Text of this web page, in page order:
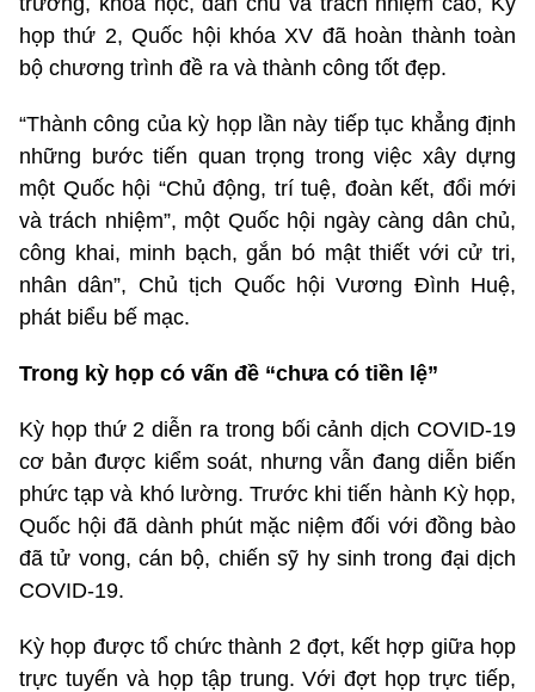
họp thứ 2, Quốc hội khóa XV đã hoàn thành toàn
bộ chương trình đề ra và thành công tốt đẹp.
“Thành công của kỳ họp lần này tiếp tục khẳng định
những bước tiến quan trọng trong việc xây dựng
một Quốc hội “Chủ động, trí tuệ, đoàn kết, đổi mới
và trách nhiệm”, một Quốc hội ngày càng dân chủ,
công khai, minh bạch, gắn bó mật thiết với cử tri,
nhân dân”, Chủ tịch Quốc hội Vương Đình Huệ,
phát biểu bế mạc.
Trong kỳ họp có vấn đề “chưa có tiền lệ”
Kỳ họp thứ 2 diễn ra trong bối cảnh dịch COVID-19
cơ bản được kiểm soát, nhưng vẫn đang diễn biến
phức tạp và khó lường. Trước khi tiến hành Kỳ họp,
Quốc hội đã dành phút mặc niệm đối với đồng bào
đã tử vong, cán bộ, chiến sỹ hy sinh trong đại dịch
COVID-19.
Kỳ họp được tổ chức thành 2 đợt, kết hợp giữa họp
trực tuyến và họp tập trung. Với đợt họp trực tiếp,